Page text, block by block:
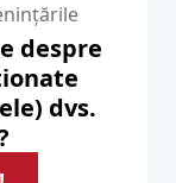
despre
dvs.